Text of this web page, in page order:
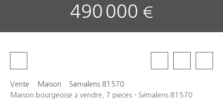
490 000 €
Vente Maison
Sémalens 81570
Maison bourgeoise à vendre, 7 pièces - Sémalens 81570